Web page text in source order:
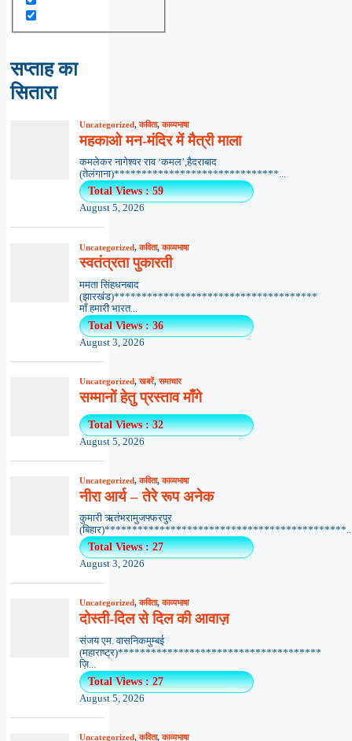
सप्ताह का
सितारा
Uncategorized,कविता,काव्यभाषा
महकाओ मन-मंदिर में मैत्री माला
कमलेकर नागेश्वर राव ‘कमल’,हैदराबाद
(तेलंगाना)******************************...
Total Views : 59
August 5, 2026
Uncategorized,कविता,काव्यभाषा
स्वतंत्रता पुकारती
ममता सिंहधनबाद
(झारखंड)*************************************
माँ हमारी भारत...
Total Views : 36
August 3, 2026
Uncategorized,खबरें,समाचार
सम्मानों हेतु प्रस्ताव माँगे
Total Views : 32
August 5, 2026
Uncategorized,कविता,काव्यभाषा
नीरा आर्य – तेरे रूप अनेक
कुमारी ऋतंभरामुजफ्फरपुर
Total Views : 27
August 3, 2026
Uncategorized,कविता,काव्यभाषा
दोस्ती-दिल से दिल की आवाज़
संजय एम. वासनिकमुम्बई
(महाराष्ट्र)*************************************
ज़ि...
Total Views : 27
August 5, 2026
Uncategorized,कविता,काव्यभाषा